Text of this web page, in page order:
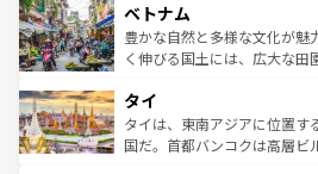
参照してほしい。
容にもいいと評判のスイーツ
が味わえる。 なお、新着
照してほしい。
き、地方に足を延ばせば四季
できる。そして、キムチや焼
まで、さまざまな韓国料理が
リティに包まれながら、韓国
わってみてほし
覧を参照してほしい。
ベトナム
豊かな自然と多様な文化が魅
く伸びる国土には、広大な田
急速な発展と共に伝統が息づ
ーチミン市のフランス統治時
醸し出している。また、バラ
タイ
タイは、東南アジアに位置す
国だ。首都バンコクは高層ビ